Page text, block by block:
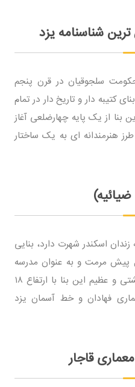
شناسنامه یزد
سلجوقیان در قرن پنجم
کتیبه دار و تاریخ دار در تمام
بنا از یک پایه چهارضلعی آغاز
هنرمندانه ای به یک ساختار
اسکندر شهرت دارد، بنایی
است که حدود ۸۰۰ سال پیش مرمت و به عنوان مدرسه
تغییر کاربری داده است. گنبد خشتی و عظیم این بنا با ارتفاع ۱۸
فهادان و خط آسمان یزد
قاجار